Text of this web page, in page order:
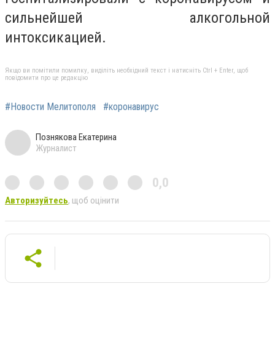
сильнейшей алкогольной
интоксикацией.
Якщо ви помітили помилку, виділіть необхідний текст і натисніть Ctrl + Enter, щоб
повідомити про це редакцію
#Новости Мелитополя #коронавирус
Познякова Екатерина
Журналист
0,0
Авторизуйтесь, щоб оцінити